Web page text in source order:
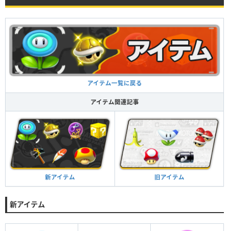
アイテム一覧に戻る
アイテム関連記事
新アイテム 旧アイテム
新アイテム